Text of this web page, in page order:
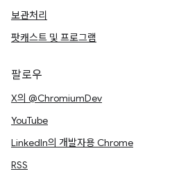
보관처리
팟캐스트 및 프로그램
팔로우
X의 @ChromiumDev
YouTube
LinkedIn의 개발자용 Chrome
RSS